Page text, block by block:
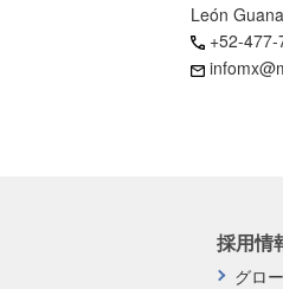
León
+52-
採用情
グロ